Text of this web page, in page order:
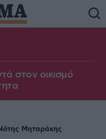
στον οικισμό
Μηταράκης